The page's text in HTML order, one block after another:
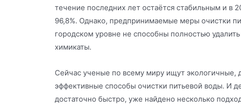
течение последних лет остаётся стабильным и в
96,8%. Однако, предпринимаемые меры очистки
городском уровне не способны полностью
химикаты.
Сейчас ученые по всему миру ищут экологичные,
эффективные способы очистки питьевой воды. И
достаточно быстро, уже найдено несколько